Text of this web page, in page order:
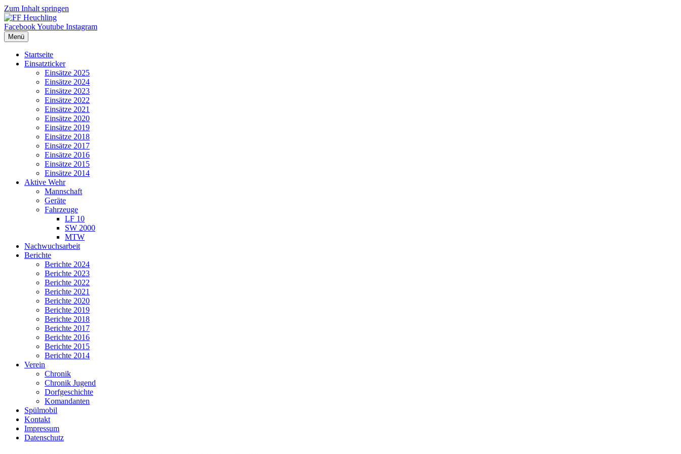
Zum Inhalt springen
FacebookYoutube Instagram
Menü
Startseite
Einsatzticker
Einsätze 2025
Einsätze 2024
Einsätze 2023
Einsätze 2022
Einsätze 2021
Einsätze 2020
Einsätze 2019
Einsätze 2018
Einsätze 2017
Einsätze 2016
Einsätze 2015
Einsätze 2014
Aktive Wehr
Mannschaft
Geräte
Fahrzeuge
LF 10
SW 2000
MTW
Nachwuchsarbeit
Berichte
Berichte 2024
Berichte 2023
Berichte 2022
Berichte 2021
Berichte 2020
Berichte 2019
Berichte 2018
Berichte 2017
Berichte 2016
Berichte 2015
Berichte 2014
Verein
Chronik
Chronik Jugend
Dorfgeschichte
Komandanten
Spülmobil
Kontakt
Impressum
Datenschutz